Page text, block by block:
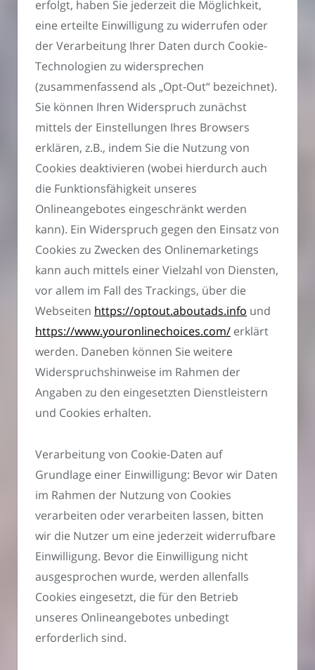
erfolgt, haben Sie jederzeit die Möglichkeit,
eine erteilte Einwilligung zu widerrufen oder
der Verarbeitung Ihrer Daten durch Cookie-
Technologien zu widersprechen
(zusammenfassend als „Opt-Out“ bezeichnet).
Sie können Ihren Widerspruch zunächst
mittels der Einstellungen Ihres Browsers
erklären, z.B., indem Sie die Nutzung von
Cookies deaktivieren (wobei hierdurch auch
die Funktionsfähigkeit unseres
Onlineangebotes eingeschränkt werden
kann). Ein Widerspruch gegen den Einsatz von
Cookies zu Zwecken des Onlinemarketings
kann auch mittels einer Vielzahl von Diensten,
vor allem im Fall des Trackings, über die
Webseiten https://optout.aboutads.info und
https://www.youronlinechoices.com/ erklärt
werden. Daneben können Sie weitere
Widerspruchshinweise im Rahmen der
Angaben zu den eingesetzten Dienstleistern
und Cookies erhalten.
Verarbeitung von Cookie-Daten auf
Grundlage einer Einwilligung: Bevor wir Daten
im Rahmen der Nutzung von Cookies
verarbeiten oder verarbeiten lassen, bitten
wir die Nutzer um eine jederzeit widerrufbare
Einwilligung. Bevor die Einwilligung nicht
ausgesprochen wurde, werden allenfalls
Cookies eingesetzt, die für den Betrieb
unseres Onlineangebotes unbedingt
erforderlich sind.